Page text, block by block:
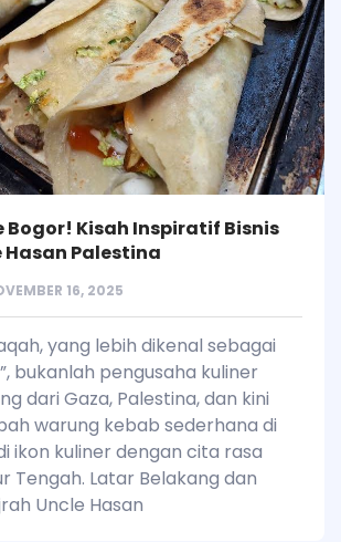
Bogor! Kisah Inspiratif Bisnis
Hasan Palestina
16, 2025
yang lebih dikenal sebagai
bukanlah pengusaha kuliner
dari Gaza, Palestina, dan kini
warung kebab sederhana di
ikon kuliner dengan cita rasa
Tengah. Latar Belakang dan
Uncle Hasan